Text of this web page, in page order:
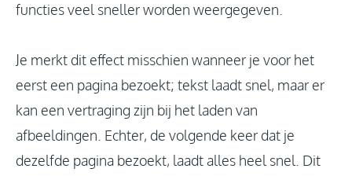
functies veel sneller worden weergegeven.
Je merkt dit effect misschien wanneer je voor het
eerst een pagina bezoekt; tekst laadt snel, maar er
kan een vertraging zijn bij het laden van
afbeeldingen. Echter, de volgende keer dat je
dezelfde pagina bezoekt, laadt alles heel snel. Dit